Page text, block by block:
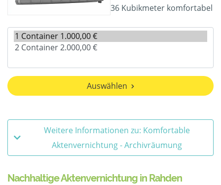
36 Kubikmeter komfortabel
Auswählen
Weitere Informationen zu: Komfortable
Aktenvernichtung - Archivräumung
Nachhaltige Aktenvernichtung in Rahden